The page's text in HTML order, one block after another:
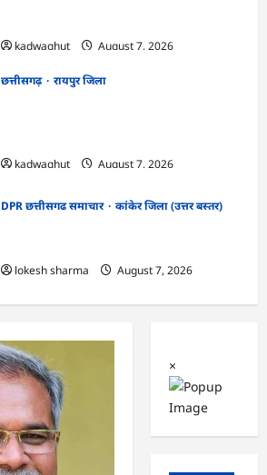
kadwaghut
August 7, 2026
छत्तीसगढ़
रायपुर जिला
kadwaghut
August 7, 2026
DPR छत्तीसगढ समाचार
कांकेर जिला (उत्तर बस्तर)
lokesh sharma
August 7, 2026
×